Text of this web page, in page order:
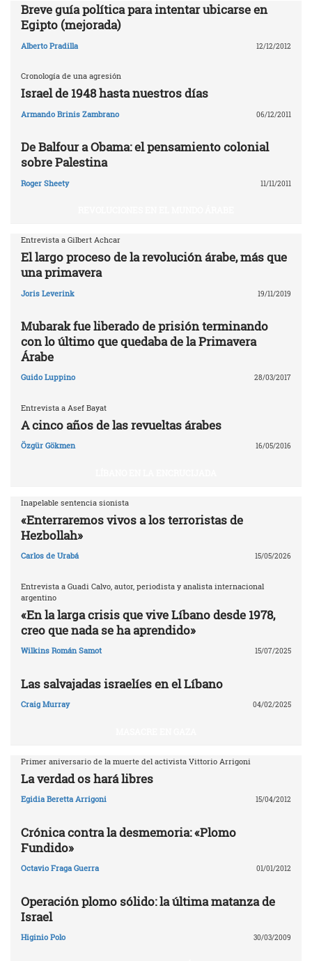
Breve guía política para intentar ubicarse en
Egipto (mejorada)
Alberto Pradilla 12/12/2012
Cronología de una agresión
Israel de 1948 hasta nuestros días
Armando Brinis Zambrano 06/12/2011
De Balfour a Obama: el pensamiento colonial
sobre Palestina
Roger Sheety 11/11/2011
Entrevista a Gilbert Achcar
El largo proceso de la revolución árabe, más que
una primavera
Joris Leverink 19/11/2019
Mubarak fue liberado de prisión terminando
con lo último que quedaba de la Primavera
Árabe
Guido Luppino 28/03/2017
Entrevista a Asef Bayat
A cinco años de las revueltas árabes
Özgür Gökmen 16/05/2016
Inapelable sentencia sionista
«Enterraremos vivos a los terroristas de
Hezbollah»
Carlos de Urabá 15/05/2026
Entrevista a Guadi Calvo, autor, periodista y analista internacional
argentino
«En la larga crisis que vive Líbano desde 1978,
creo que nada se ha aprendido»
Wilkins Román Samot 15/07/2025
Las salvajadas israelíes en el Líbano
Craig Murray 04/02/2025
Primer aniversario de la muerte del activista Vittorio Arrigoni
La verdad os hará libres
Egidia Beretta Arrigoni 15/04/2012
Crónica contra la desmemoria: «Plomo
Fundido»
Octavio Fraga Guerra 01/01/2012
Operación plomo sólido: la última matanza de
Israel
Higinio Polo 30/03/2009